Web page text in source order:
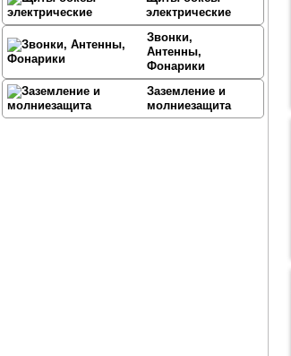
электрические
Звонки,
Антенны,
Фонарики
Заземление и
молниезащита